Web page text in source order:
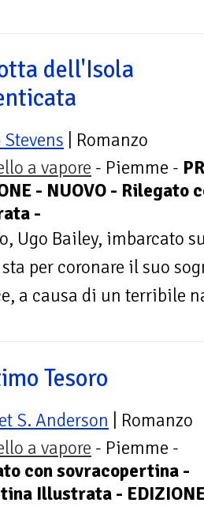
dell'Isola
Stevens | Romanzo
a vapore - Piemme -
- NUOVO - Rilegato
-
Ugo Bailey, imbarcato
per coronare il suo
a causa di un terribile
Tesoro
S. Anderson | Romanzo
a vapore - Piemme -
con sovracopertina -
Illustrata -